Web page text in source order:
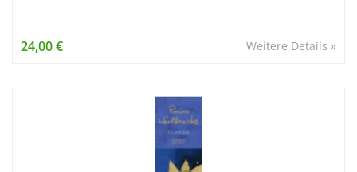
Weitere Details »
24,00 €